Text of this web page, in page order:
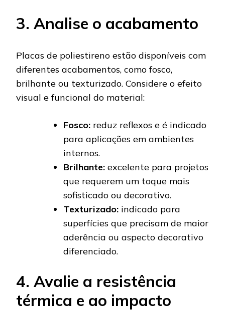
3. Analise o acabamento
Placas de poliestireno estão disponíveis com
diferentes acabamentos, como fosco,
brilhante ou texturizado. Considere o efeito
visual e funcional do material:
Fosco: reduz reflexos e é indicado
para aplicações em ambientes
internos.
Brilhante: excelente para projetos
que requerem um toque mais
sofisticado ou decorativo.
Texturizado: indicado para
superfícies que precisam de maior
aderência ou aspecto decorativo
diferenciado.
4. Avalie a resistência
térmica e ao impacto